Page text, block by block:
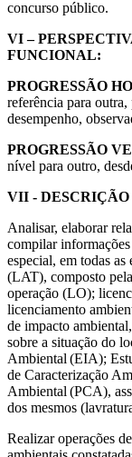
concurso público.
VI –
FUNCIONAL:
PROGRESSÃO
referência para
desempenho,
PROGRESSÃO
nível para outro,
VII -
Analisar, elaborar
compilar informações
especial, em todas
(LAT), composto
operação (LO);
licenciamento
de impacto
sobre a situação do
Ambiental (EIA);
de Caracterização
Ambiental (PCA),
dos mesmos
Realizar operações